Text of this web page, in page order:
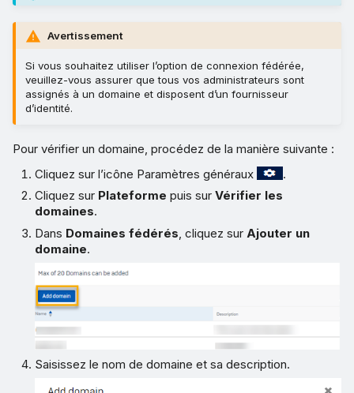
Avertissement
Si vous souhaitez utiliser l’option de connexion fédérée,
veuillez-vous assurer que tous vos administrateurs sont
assignés à un domaine et disposent d’un fournisseur
d’identité.
Pour vérifier un domaine, procédez de la manière suivante :
Cliquez sur l’icône Paramètres généraux
.
Cliquez sur Plateforme puis surVérifier les
domaines.
Dans Domaines fédérés, cliquez surAjouter un
domaine.
Saisissez le nom de domaine et sa description.